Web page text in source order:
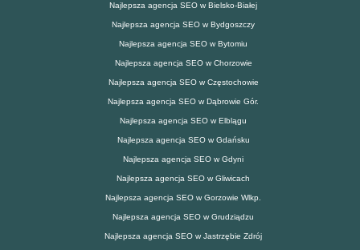
Najlepsza agencja SEO w Bielsko-Białej
Najlepsza agencja SEO w Bydgoszczy
Najlepsza agencja SEO w Bytomiu
Najlepsza agencja SEO w Chorzowie
Najlepsza agencja SEO w Częstochowie
Najlepsza agencja SEO w Dąbrowie Gór.
Najlepsza agencja SEO w Elblągu
Najlepsza agencja SEO w Gdańsku
Najlepsza agencja SEO w Gdyni
Najlepsza agencja SEO w Gliwicach
Najlepsza agencja SEO w Gorzowie Wlkp.
Najlepsza agencja SEO w Grudziądzu
Najlepsza agencja SEO w Jastrzębie Zdrój